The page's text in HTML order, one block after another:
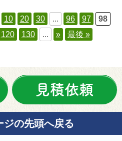
10 20 30 ... 96 97
98
120 130 ... » 最後 »
見積依頼
ジの先頭へ戻る